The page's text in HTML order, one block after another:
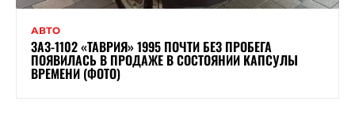
АВТО
ЗАЗ-1102 «ТАВРИЯ» 1995 ПОЧТИ БЕЗ ПРОБЕГА
ПОЯВИЛАСЬ В ПРОДАЖЕ В СОСТОЯНИИ КАПСУЛЫ
ВРЕМЕНИ (ФОТО)